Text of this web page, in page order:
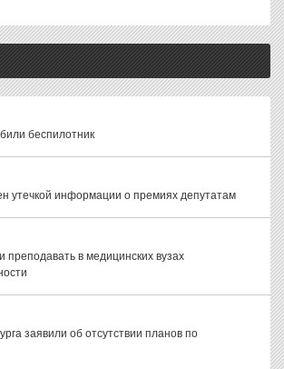
беспилотник
утечкой информации о премиях депутатам
в медицинских вузах
заявили об отсутствии планов по